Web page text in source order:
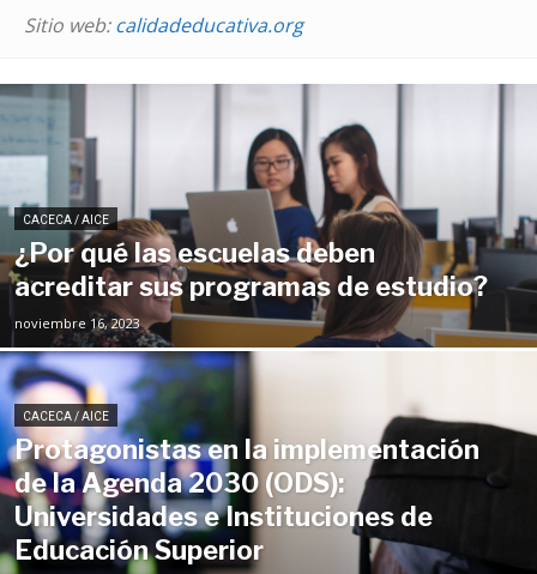
Sitio web:calidadeducativa.org
CACECA / AICE
¿Por qué las escuelas deben
acreditar sus programas de estudio?
noviembre 16, 2023
CACECA / AICE
Protagonistas en la implementación
de la Agenda 2030 (ODS):
Universidades e Instituciones de
Educación Superior